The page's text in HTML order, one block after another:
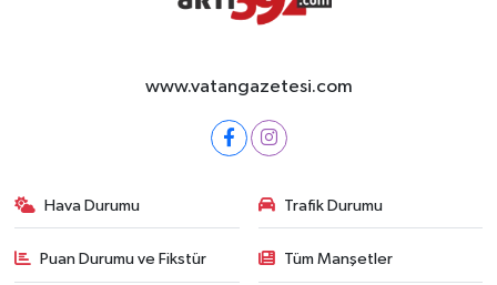
www.vatangazetesi.com
Hava Durumu Trafik Durumu
Puan Durumu ve Fikstür Tüm Manşetler